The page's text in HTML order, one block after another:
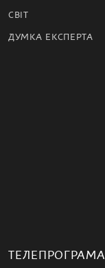
СВІТ
ДУМКА ЕКСПЕРТА
ТЕЛЕПРОГРАМА